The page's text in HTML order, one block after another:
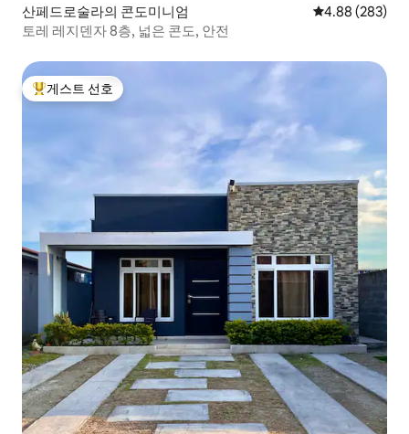
산페드로술라의 콘도미니엄 평점 4.88점(5
4.88 (283)
토레 레지덴자 8층, 넓은 콘도, 안전
상위 게스트 선호
게스트 선호